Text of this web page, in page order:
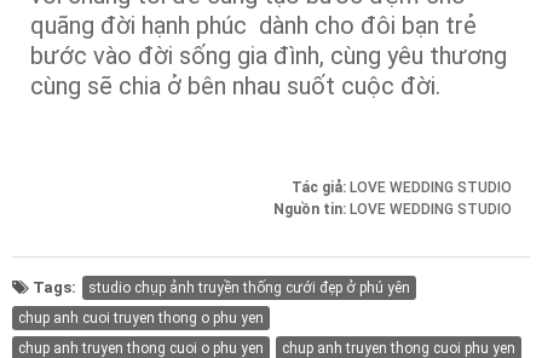
quãng đời hạnh phúc dành cho đôi bạn trẻ
bước vào đời sống gia đình, cùng yêu thương
cùng sẽ chia ở bên nhau suốt cuộc đời.
Tác giả: LOVE WEDDING STUDIO
Nguồn tin: LOVE WEDDING STUDIO
Tags:
studio chụp ảnh truyền thống cưới đẹp ở phú yên
chup anh cuoi truyen thong o phu yen
chup anh truyen thong cuoi o phu yen
chup anh truyen thong cuoi phu yen